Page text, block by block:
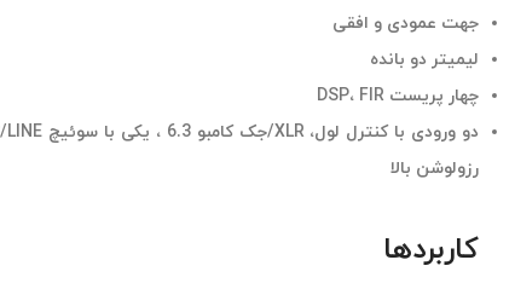
جهت عمودی و افقی
لیمیتر دو بانده
چهار پریست DSP، FIR
رزولوشن بالا
کاربردها